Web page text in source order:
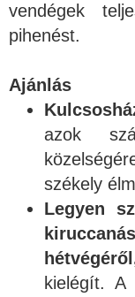
vendégek
pihenést.
Ajánlás
azok
székely
Legyen
kielégít. A